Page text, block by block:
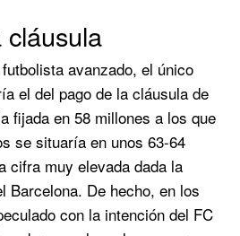
cláusula
avanzado, el único
el del pago de la cláusula de
fijada en 58 millones a los que
se situaría en unos 63-64
cifra muy elevada dada la
Barcelona. De hecho, en los
con la intención del FC